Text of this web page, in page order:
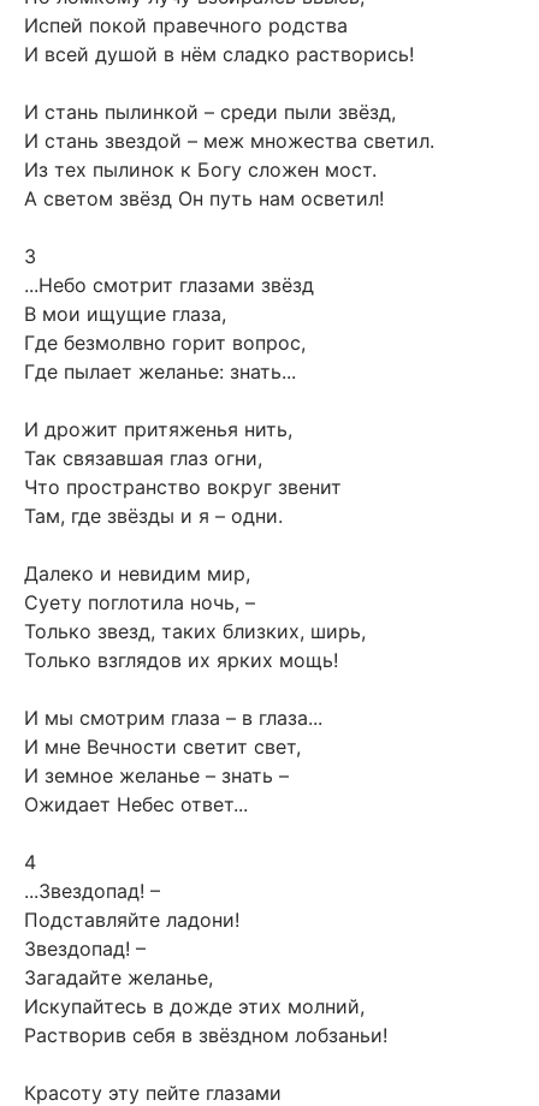
Испей покой правечного родства
И всей душой в нём сладко растворись!
И стань пылинкой – среди пыли звёзд,
И стань звездой – меж множества светил.
Из тех пылинок к Богу сложен мост.
А светом звёзд Он путь нам осветил!
3
...Небо смотрит глазами звёзд
В мои ищущие глаза,
Где безмолвно горит вопрос,
Где пылает желанье: знать...
И дрожит притяженья нить,
Так связавшая глаз огни,
Что пространство вокруг звенит
Там, где звёзды и я – одни.
Далеко и невидим мир,
Суету поглотила ночь, –
Только звезд, таких близких, ширь,
Только взглядов их ярких мощь!
И мы смотрим глаза – в глаза...
И мне Вечности светит свет,
И земное желанье – знать –
Ожидает Небес ответ...
4
...Звездопад! –
Подставляйте ладони!
Звездопад! –
Загадайте желанье,
Искупайтесь в дожде этих молний,
Растворив себя в звёздном лобзаньи!
Красоту эту пейте глазами